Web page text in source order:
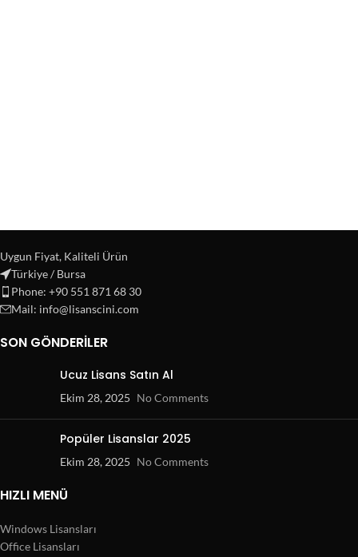
Uygun Fiyat, Kaliteli Ürün
Türkiye / Bursa
Phone: +90 551 871 68 30
Mail: info@lisanscini.com
SON GÖNDERILER
Ucuz Lisans Satın Al
Ekim 28, 2025 No Comments
Popüler Lisanslar 2025
Ekim 28, 2025 No Comments
HIZLI MENÜ
Windows Lisansları
Office Lisansları